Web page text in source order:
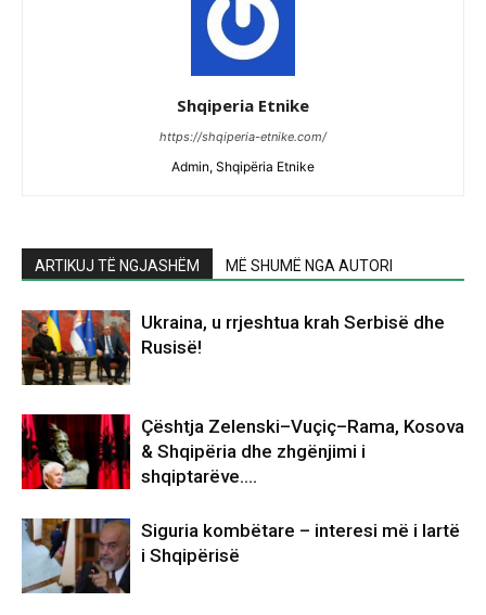
Shqiperia Etnike
https://shqiperia-etnike.com/
Admin, Shqipëria Etnike
ARTIKUJ TË NGJASHËM MË SHUMË NGA AUTORI
Ukraina, u rrjeshtua krah Serbisë dhe
Rusisë!
Çështja Zelenski–Vuçiç–Rama, Kosova
& Shqipëria dhe zhgënjimi i
shqiptarëve….
Siguria kombëtare – interesi më i lartë
i Shqipërisë